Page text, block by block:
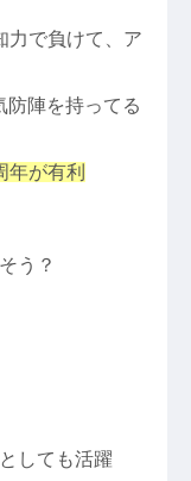
力で負けて、ア
防陣を持ってる
が有利
う？
しても活躍